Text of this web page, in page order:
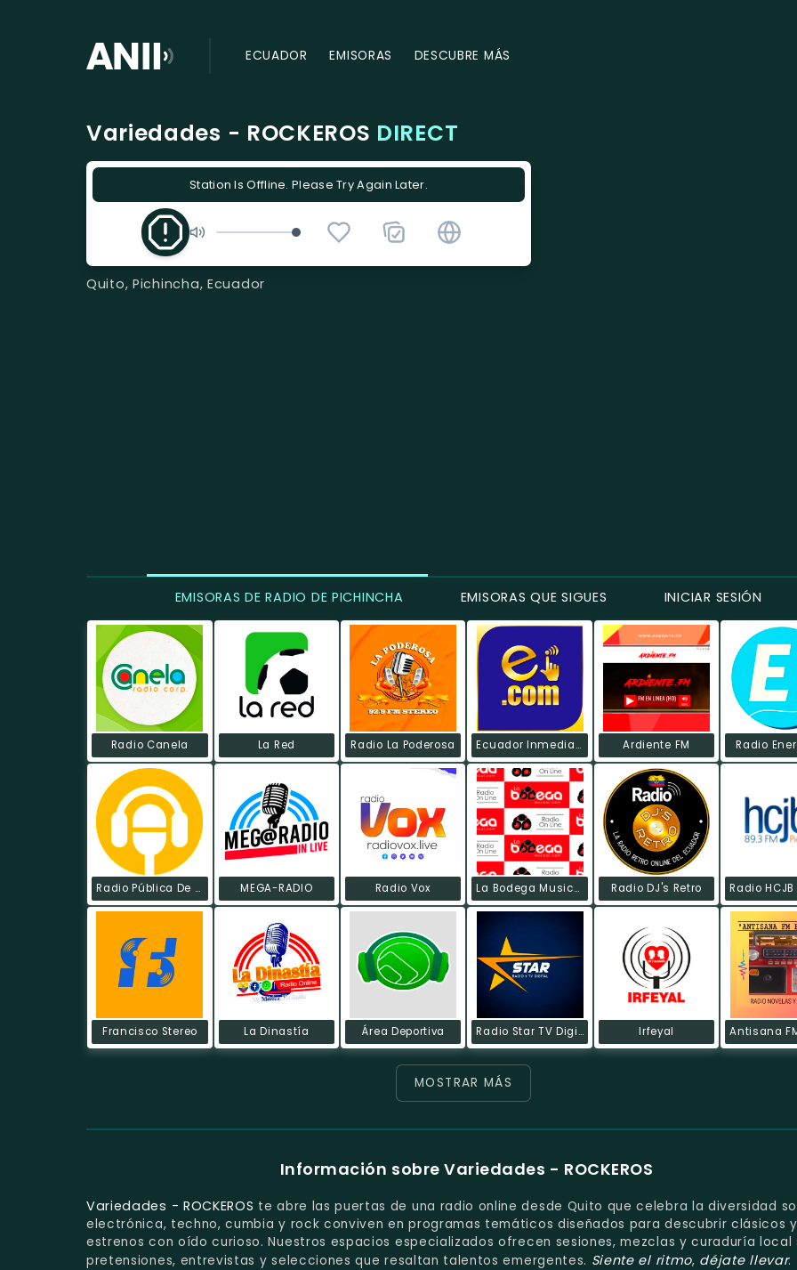
ECUADOR EMISORAS DESCUBRE MÁS
Variedades - ROCKEROS DIRECT
Station Is Offline. Please Try Again Later.
Quito, Pichincha, Ecuador
EMISORAS DE RADIO DE PICHINCHA EMISORAS QUE SIGUES INICIAR SESIÓN
Radio Canela La Red Radio La Poderosa Ecuador Inmediato Ardiente FM Radio
Radio Pública De Ecuador MEGA-RADIO Radio Vox La Bodega Musical Radio DJ's Retro
Francisco Stereo La Dinastía Área Deportiva Radio Star TV Digital Irfeyal
MOSTRAR MÁS
Información sobre Variedades - ROCKEROS
Variedades - ROCKEROS te abre las puertas de una radio online desde Quito que celebra la diversidad
electrónica, techno, cumbia y rock conviven en programas temáticos diseñados para descubrir clásicos y
estrenos con oído curioso. Nuestros espacios especializados ofrecen sesiones, mezclas y curaduría local
pretensiones, entrevistas y selecciones que resaltan talentos emergentes. Siente el ritmo, déjate llevar.